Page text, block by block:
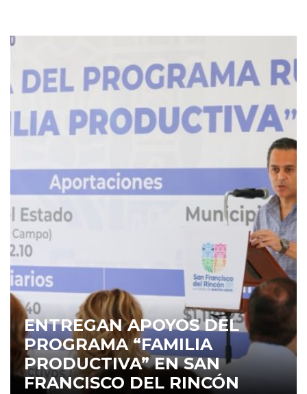
ENTREGAN APOYOS DEL
PROGRAMA “FAMILIA
PRODUCTIVA” EN SAN
FRANCISCO DEL RINCÓN